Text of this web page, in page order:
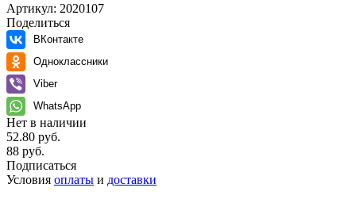
Артикул: 2020107
Поделиться
ВКонтакте
Одноклассники
Viber
WhatsApp
Нет в наличии
52.80 руб.
88 руб.
Подписаться
Условия оплаты и доставки